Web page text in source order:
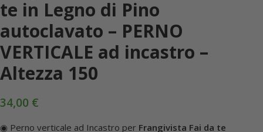
Onlywood Frangivista Fai da
te in Legno di Pino
autoclavato – PERNO
VERTICALE ad incastro –
Altezza 150
34,00€